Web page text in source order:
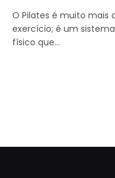
O Pilates é muito mais
exercício; é um
físico que…